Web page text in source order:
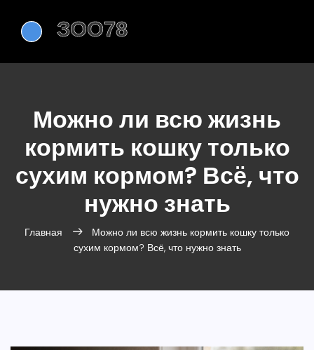
Можно ли всю жизнь
кормить кошку только
сухим кормом? Всё, что
нужно знать
Главная
Можно ли всю жизнь кормить кошку только
сухим кормом? Всё, что нужно знать